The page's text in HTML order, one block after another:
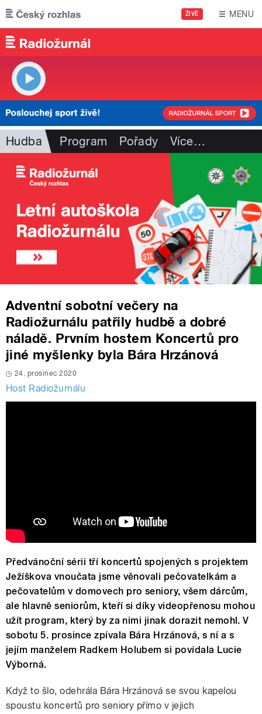
Přejít k hlavnímu obsahu
ŽIVĚ MENU
Hudba Program Pořady Více…
Adventní sobotní večery na
Radiožurnálu patřily hudbě a dobré
náladě. Prvním hostem Koncertů pro
jiné myšlenky byla Bára Hrzánová
24. prosinec 2020
Host Radiožurnálu
Předvánoční sérii tří koncertů spojených s projektem
Ježíškova vnoučata jsme věnovali pečovatelkám a
pečovatelům v domovech pro seniory, všem dárcům,
ale hlavně seniorům, kteří si díky videopřenosu mohou
užít program, který by za nimi jinak dorazit nemohl. V
sobotu 5. prosince zpívala Bára Hrzánová, s ní a s
jejím manželem Radkem Holubem si povídala Lucie
Výborná.
Když to šlo, odehrála Bára Hrzánová se svou kapelou
spoustu koncertů pro seniory přímo v jejich